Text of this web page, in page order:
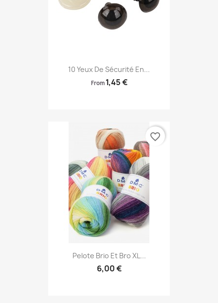
10 Yeux De Sécurité En...
From 1,45 €
Pelote Brio Et Bro XL...
6,00 €
favorite_border